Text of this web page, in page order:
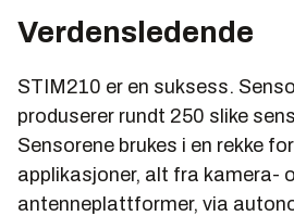
Verdensledende
STIM210 er en suksess.
produserer rundt 250 slike
Sensorene brukes i en rekke
applikasjoner, alt fra kamera-
antenneplattformer, via